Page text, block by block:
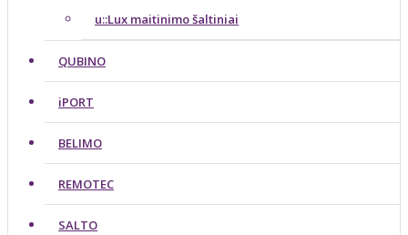
u::Lux maitinimo šaltiniai
QUBINO
iPORT
BELIMO
REMOTEC
SALTO